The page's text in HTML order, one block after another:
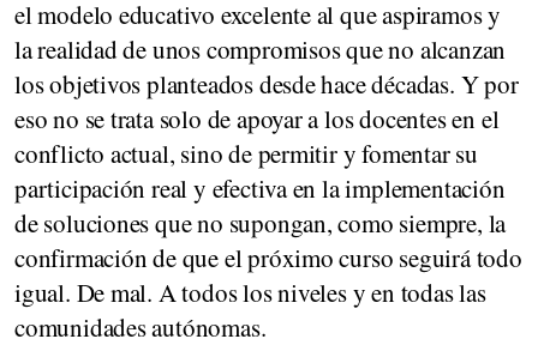
el modelo educativo excelente al que aspiramos y
la realidad de unos compromisos que no alcanzan
los objetivos planteados desde hace décadas. Y por
eso no se trata solo de apoyar a los docentes en el
conflicto actual, sino de permitir y fomentar su
participación real y efectiva en la implementación
de soluciones que no supongan, como siempre, la
confirmación de que el próximo curso seguirá todo
igual. De mal. A todos los niveles y en todas las
comunidades autónomas.